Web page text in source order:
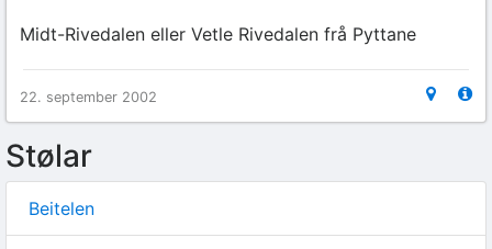
Midt-Rivedalen eller Vetle Rivedalen frå Pyttane
22. september 2002
Stølar
Beitelen